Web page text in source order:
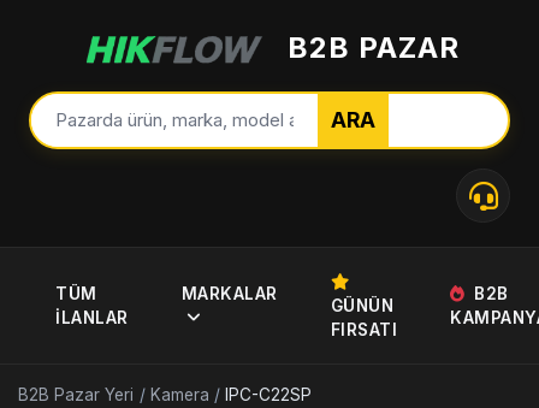
B2B PAZAR
ARA
TÜM
İLANLAR
MARKALAR
GÜNÜN
FIRSATI
B2B
B2B Pazar Yeri / Kamera / IPC-C22SP